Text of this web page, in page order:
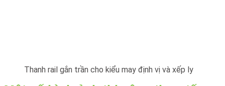
Thanh rail gắn trần cho kiểu may định vị và xếp ly